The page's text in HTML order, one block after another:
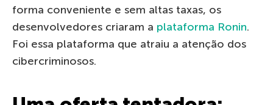
forma conveniente e sem altas taxas, os
desenvolvedores criaram a plataforma Ronin.
Foi essa plataforma que atraiu a atenção dos
cibercriminosos.